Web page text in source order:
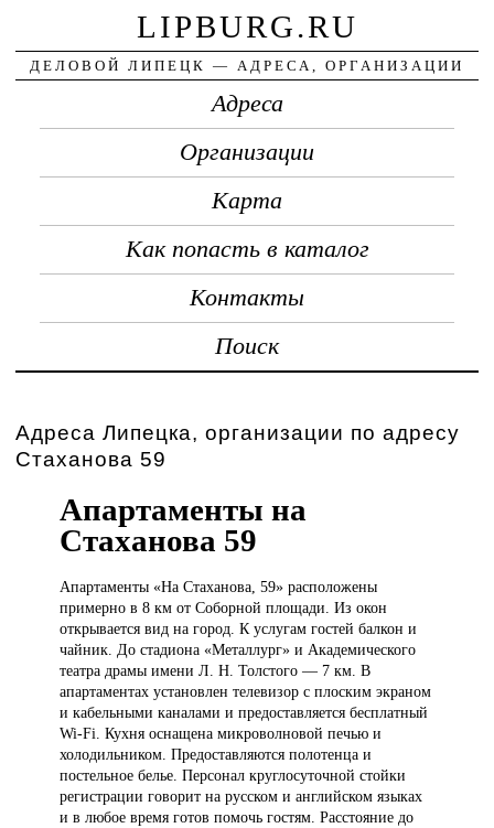
LIPBURG.RU
ДЕЛОВОЙ ЛИПЕЦК — АДРЕСА, ОРГАНИЗАЦИИ
Адреса
Организации
Карта
Как попасть в каталог
Контакты
Поиск
Адреса Липецка, организации по адресу
Стаханова 59
Апартаменты на
Стаханова 59
Апартаменты «НаСтаханова, 59» расположены
примерно в 8 км от Соборной площади. Из окон
открывается вид на город. К услугам гостей балкон и
чайник. До стадиона «Металлург» и Академического
театра драмы имени Л. Н. Толстого — 7 км. В
апартаментах установлен телевизор с плоским экраном
и кабельными каналами и предоставляется бесплатный
Wi-Fi. Кухня оснащена микроволновой печью и
холодильником. Предоставляются полотенца и
постельное белье. Персонал круглосуточной стойки
регистрации говорит на русском и английском языках
и в любое время готов помочь гостям. Расстояние до